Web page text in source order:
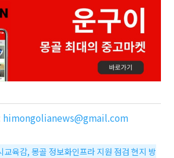
himongolianews@gmail.com
교육감, 몽골 정보화인프라 지원 점검 현지 방